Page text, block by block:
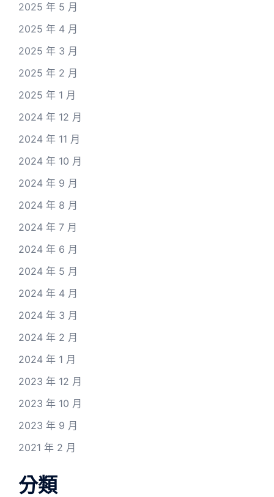
2025 年 5 月
2025 年 4 月
2025 年 3 月
2025 年 2 月
2025 年 1 月
2024 年 12 月
2024 年 11 月
2024 年 10 月
2024 年 9 月
2024 年 8 月
2024 年 7 月
2024 年 6 月
2024 年 5 月
2024 年 4 月
2024 年 3 月
2024 年 2 月
2024 年 1 月
2023 年 12 月
2023 年 10 月
2023 年 9 月
2021 年 2 月
分類